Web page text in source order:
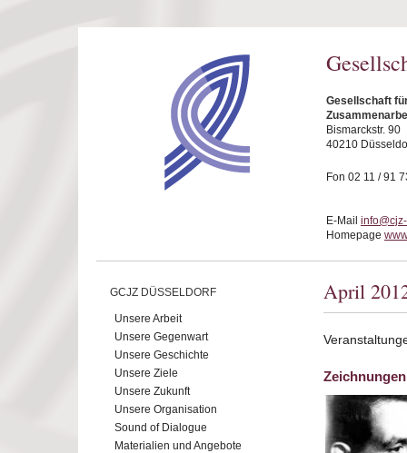
Gesellschaft
Bismarckstr. 90
40210
Fon 02 11 / 91
E-Mail
Homepage
GCJZ DÜSSELDORF
Unsere Arbeit
Unsere Gegenwart
Unsere Geschichte
Unsere Ziele
Unsere Zukunft
Unsere Organisation
Sound of Dialogue
Materialien und Angebote
April